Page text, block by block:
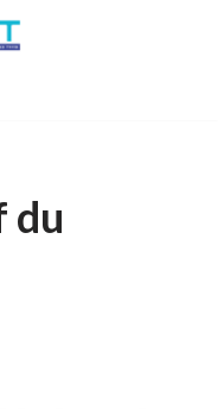
du